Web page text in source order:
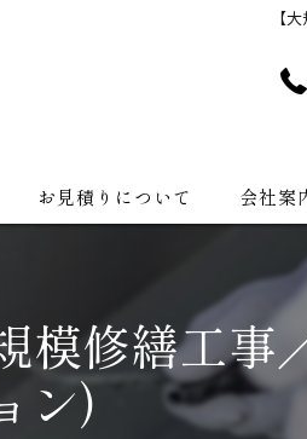
【
お見積りについて 会社案
会社紹介
修繕工事
ン)